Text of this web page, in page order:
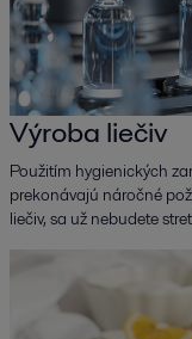
Výroba liečiv
Použitím hygienických
prekonávajú náročné
liečiv, sa už nebudete